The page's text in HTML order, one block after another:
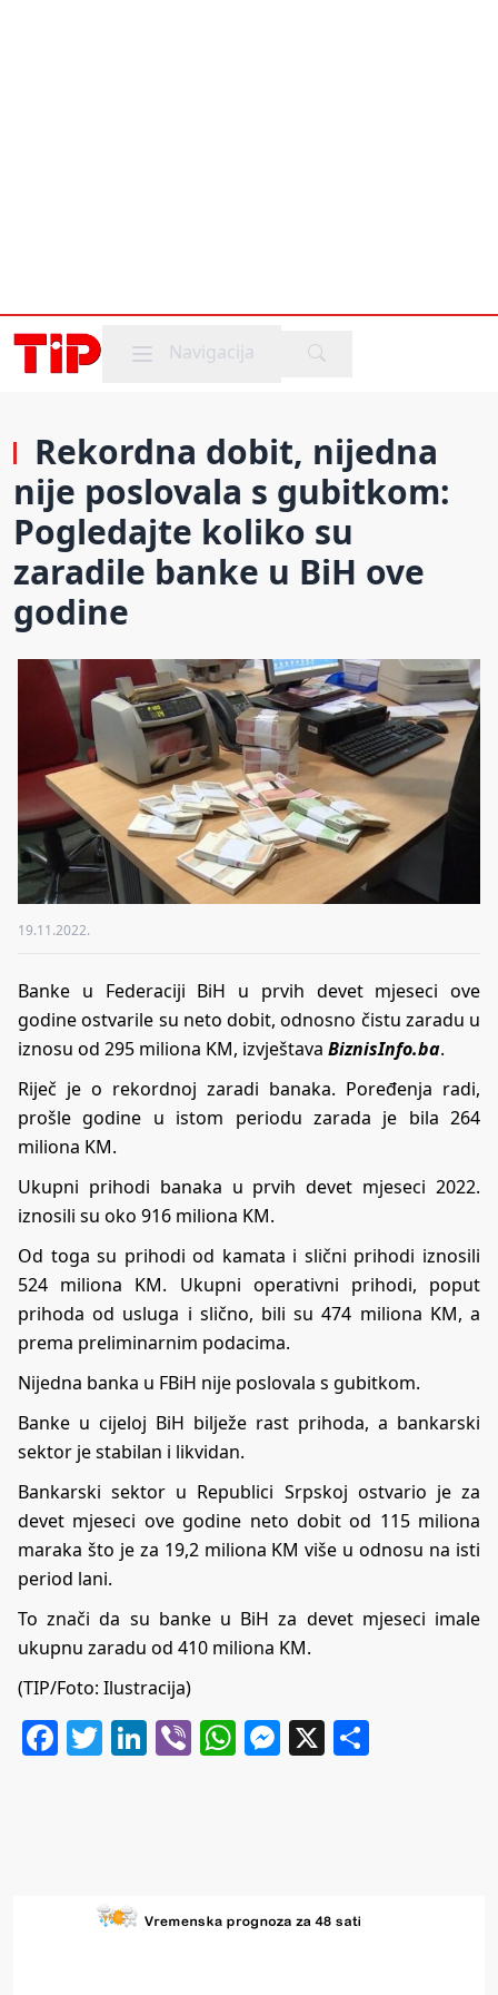
Mobile menu
Navigacija
Rekordna dobit, nijedna
nije poslovala s gubitkom:
Pogledajte koliko su
zaradile banke u BiH ove
godine
19.11.2022.
Banke u Federaciji BiH u prvih devet mjeseci ove
godine ostvarile su neto dobit, odnosno čistu zaradu u
iznosu od 295 miliona KM, izvještava BiznisInfo.ba.
Riječ je o rekordnoj zaradi banaka. Poređenja radi,
prošle godine u istom periodu zarada je bila 264
miliona KM.
Ukupni prihodi banaka u prvih devet mjeseci 2022.
iznosili su oko 916 miliona KM.
Od toga su prihodi od kamata i slični prihodi iznosili
524 miliona KM. Ukupni operativni prihodi, poput
prihoda od usluga i slično, bili su 474 miliona KM, a
prema preliminarnim podacima.
Nijedna banka u FBiH nije poslovala s gubitkom.
Banke u cijeloj BiH bilježe rast prihoda, a bankarski
sektor je stabilan i likvidan.
Bankarski sektor u Republici Srpskoj ostvario je za
devet mjeseci ove godine neto dobit od 115 miliona
maraka što je za 19,2 miliona KM više u odnosu na isti
period lani.
To znači da su banke u BiH za devet mjeseci imale
ukupnu zaradu od 410 miliona KM.
(TIP/Foto: Ilustracija)
Facebook
Twitter
LinkedIn
ViberWhatsApp
Messenger
X